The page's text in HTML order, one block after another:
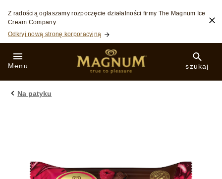
Skip to:
Z radością ogłaszamy rozpoczęcie działalności firmy The Magnum Ice
Cream Company.
Odkryj nową stronę korporacyjną
Menu szukaj
Na patyku